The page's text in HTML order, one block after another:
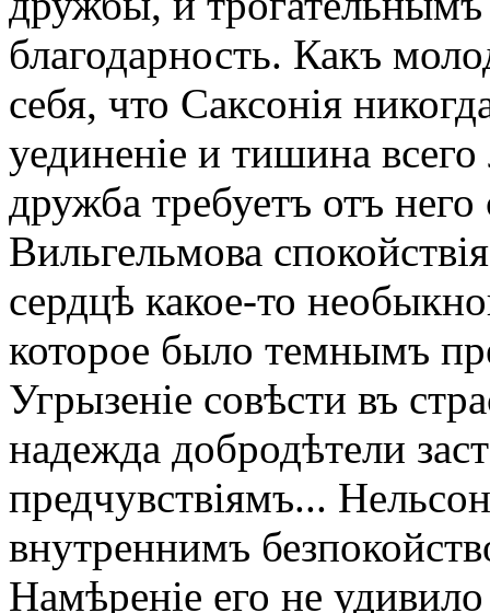
благодарность. Какъ
себя, что Саксонія
уединеніе и тишина
дружба требуетъ отъ
Вильгельмова
сердцѣ какое-то
которое было темнымъ
Угрызеніе совѣсти въ
надежда добродѣтели
предчувствіямъ...
внутреннимъ
Намѣреніе его не